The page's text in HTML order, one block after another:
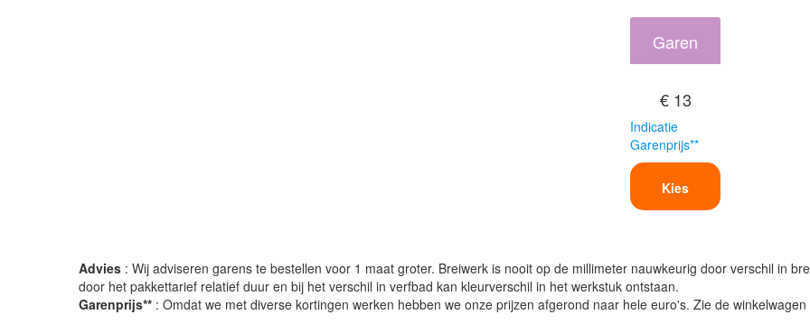
Garen
€ 13
Indicatie
Garenprijs**
Kies
Advies : Wij adviseren garens te bestellen voor 1 maat groter. Breiwerk is nooit op de millimeter nauwkeurig door verschil in
door het pakkettarief relatief duur en bij het verschil in verfbad kan kleurverschil in het werkstuk ontstaan.
Garenprijs** : Omdat we met diverse kortingen werken hebben we onze prijzen afgerond naar hele euro's. Zie de